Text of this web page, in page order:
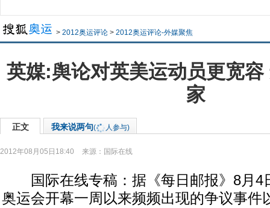
> 2012奥运评论 > 2012奥运评论-外媒聚焦
英媒:舆论对英美运动员更宽
家
正文 我来说两句( 人参与)
2012年08月05日18:40 来源： 国际在线
国际在线专稿：据《每日邮报》8月4
奥运会开幕一周以来频频出现的争议事件